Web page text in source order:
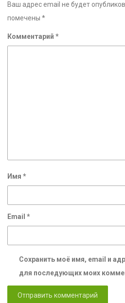
Ваш адрес email не будет
помечены *
Комментарий *
Имя *
Email *
Сохранить моё имя, email и
для последующих моих